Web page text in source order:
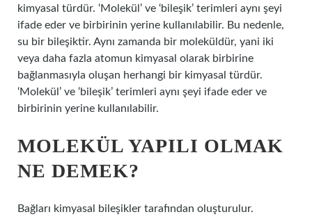
kimyasal türdür. ‘Molekül’ ve ‘bileşik’ terimleri aynı şeyi
ifade eder ve birbirinin yerine kullanılabilir. Bu nedenle,
su bir bileşiktir. Aynı zamanda bir moleküldür, yani iki
veya daha fazla atomun kimyasal olarak birbirine
bağlanmasıyla oluşan herhangi bir kimyasal türdür.
‘Molekül’ ve ‘bileşik’ terimleri aynı şeyi ifade eder ve
birbirinin yerine kullanılabilir.
MOLEKÜL YAPILI OLMAK
NE DEMEK?
Bağları kimyasal bileşikler tarafından oluşturulur.